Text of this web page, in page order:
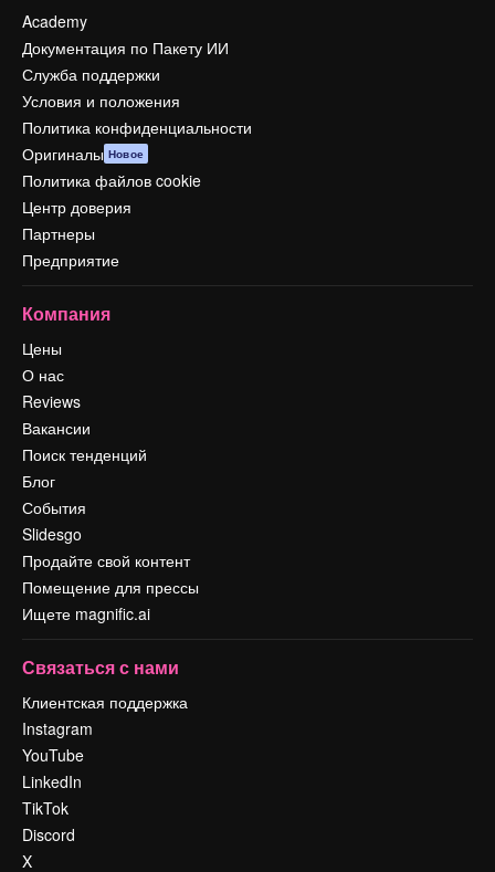
Academy
Документация по Пакету ИИ
Служба поддержки
Условия и положения
Политика конфиденциальности
Оригиналы Новое
Политика файлов cookie
Центр доверия
Партнеры
Предприятие
Компания
Цены
О нас
Reviews
Вакансии
Поиск тенденций
Блог
События
Slidesgo
Продайте свой контент
Помещение для прессы
Ищете magnific.ai
Связаться с нами
Клиентская поддержка
Instagram
YouTube
LinkedIn
TikTok
Discord
X